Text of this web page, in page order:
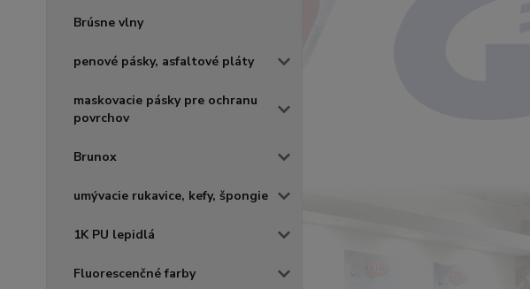
Brúsne vlny
penové pásky, asfaltové pláty
maskovacie pásky pre ochranu
povrchov
Brunox
umývacie rukavice, kefy, špongie
1K PU lepidlá
Fluorescenčné farby